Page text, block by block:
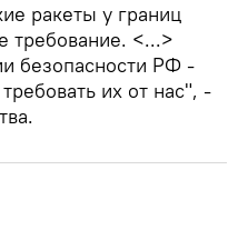
ракеты у границ
требование. <...>
безопасности РФ -
их от нас", -